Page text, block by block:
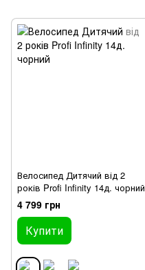
Велосипед Дитячий від 2
років Profi Infinity 14д. чорний
4 799 грн
Купити